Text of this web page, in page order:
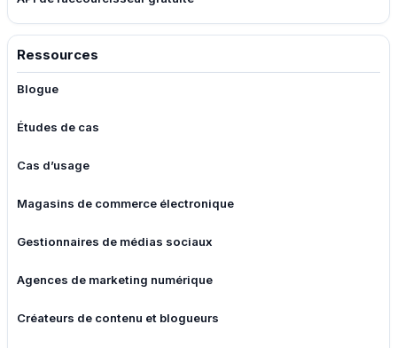
Ressources
Blogue
Études de cas
Cas d’usage
Magasins de commerce électronique
Gestionnaires de médias sociaux
Agences de marketing numérique
Créateurs de contenu et blogueurs